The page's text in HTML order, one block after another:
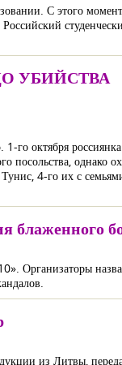
С этого
УБИЙСТВА
1-го октября
посольства,
4-го их с
блаженного
Организаторы
из Литвы,